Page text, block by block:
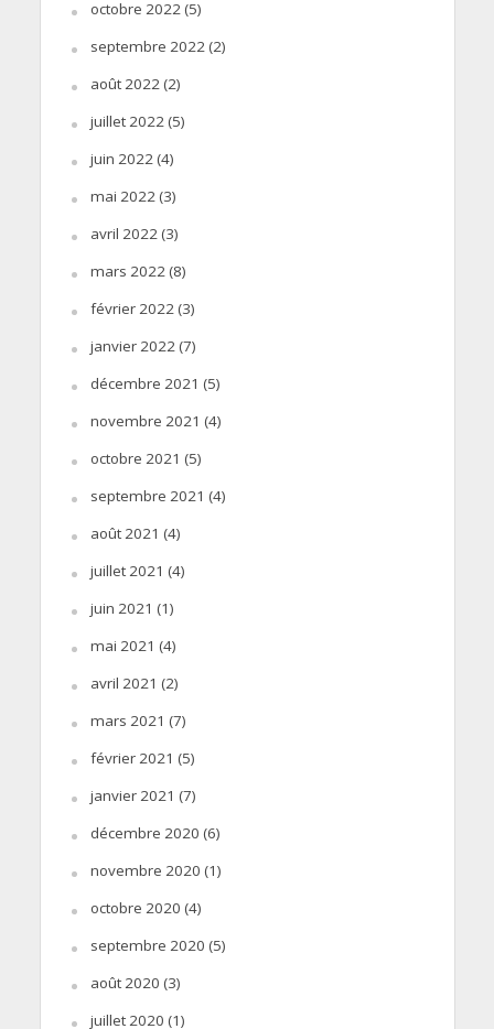
octobre 2022(5)
septembre 2022(2)
août 2022(2)
juillet 2022(5)
juin 2022(4)
mai 2022(3)
avril 2022(3)
mars 2022(8)
février 2022(3)
janvier 2022(7)
décembre 2021 (5)
novembre 2021 (4)
octobre 2021 (5)
septembre 2021 (4)
août 2021 (4)
juillet 2021 (4)
juin 2021 (1)
mai 2021 (4)
avril 2021 (2)
mars 2021 (7)
février 2021 (5)
janvier 2021 (7)
décembre 2020 (6)
novembre 2020 (1)
octobre 2020 (4)
septembre 2020 (5)
août 2020 (3)
juillet 2020 (1)